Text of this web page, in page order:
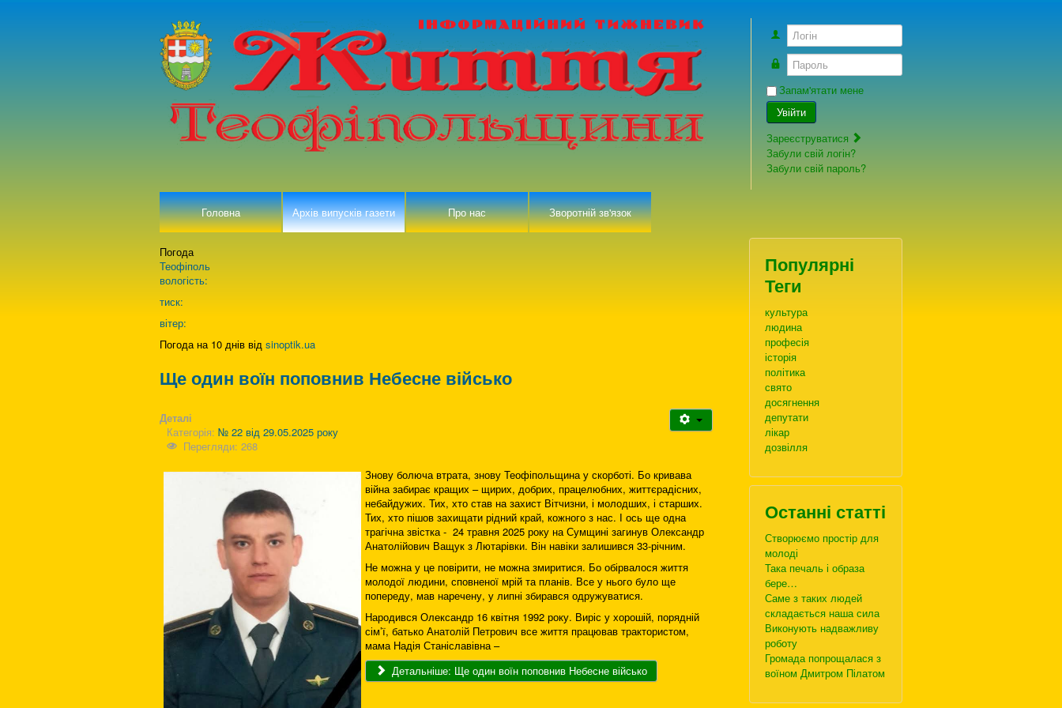
Логін
Пароль
Запам'ятати мене
Увійти
Зареєструватися
Забули свій логін?
Забули свій пароль?
Головна Архів випусків газети Про нас Зворотній зв'язок
Погода
Теофіполь
вологість:
тиск:
вітер:
Погода на 10 днів від sinoptik.ua
Ще один воїн поповнив Небесне військо
Деталі
Категорія: № 22 від 29.05.2025 року
Перегляди: 268
Знову болюча втрата, знову Теофіпольщина у скорботі. Бо кривава
війна забирає кращих – щирих, добрих, працелюбних, життєрадісних,
небайдужих. Тих, хто став на захист Вітчизни, і молодших, і старших.
Тих, хто пішов захищати рідний край, кожного з нас. І ось ще одна
трагічна звістка - 24 травня 2025 року на Сумщині загинув Олександр
Анатолійович Ващук з Лютарівки. Він навіки залишився 33-річним.
Не можна у це повірити, не можна змиритися. Бо обірвалося життя
молодої людини, сповненої мрій та планів. Все у нього було ще
попереду, мав наречену, у липні збирався одружуватися.
Народився Олександр 16 квітня 1992 року. Виріс у хорошій, порядній
сім’ї, батько Анатолій Петрович все життя працював трактористом,
мама Надія Станіславівна –
Детальніше: Ще один воїн поповнив Небесне військо
Популярні
Теги
культура
людина
професія
історія
політика
свято
досягнення
депутати
лікар
дозвілля
Останні статті
Створюємо простір для
молоді
Така печаль і образа
бере…
Саме з таких людей
складається наша сила
Виконують надважливу
роботу
Громада попрощалася з
воїном Дмитром Пілатом